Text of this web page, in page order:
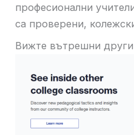
професионални
са проверени,
Вижте вътрешни